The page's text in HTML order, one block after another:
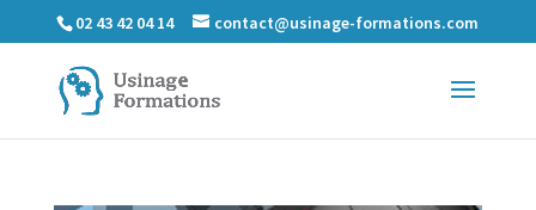
02 43 42 04 14 contact@usinage-formations.com